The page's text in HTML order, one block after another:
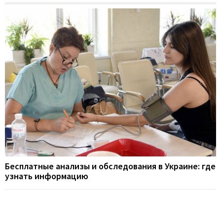
Бесплатные анализы и обследования в Украине: где
узнать информацию